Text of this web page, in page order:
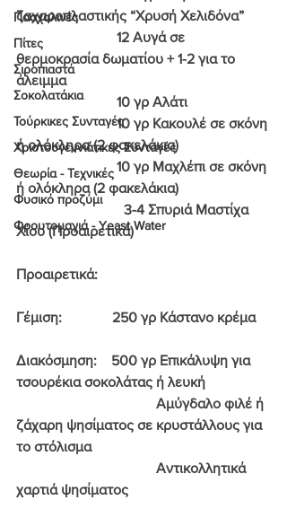
Πασχαλινές
Πίτες
Σιροπιαστά
Σοκολατάκια
Τούρκικες Συνταγές
Χριστουγεννιάτικες Συνταγές
Θεωρία - Τεχνικές
Φυσικό προζύμι
Φρουτομαγιά - Yeast Water
ζαχαροπλαστικής “Χρυσή Χελιδόνα”
                            12 Αυγά σε
θερμοκρασία δωματίου + 1-2 για το
άλειμμα
                            10 γρ Αλάτι
                            10 γρ Κακουλέ σε σκόνη
ή ολόκληρα (2 φακελάκια)
                            10 γρ Μαχλέπι σε σκόνη
ή ολόκληρα (2 φακελάκια)
                              3-4 Σπυριά Μαστίχα
Χίου (Προαιρετικά)
Προαιρετικά:
Γέμιση:
           250 γρ Κάστανο κρέμα
Διακόσμηση:
  500 γρ Επικάλυψη για
τσουρέκια σοκολάτας ή λευκή
ζάχαρη ψησίματος σε κρυστάλλους για
το στόλισμα
χαρτιά ψησίματος